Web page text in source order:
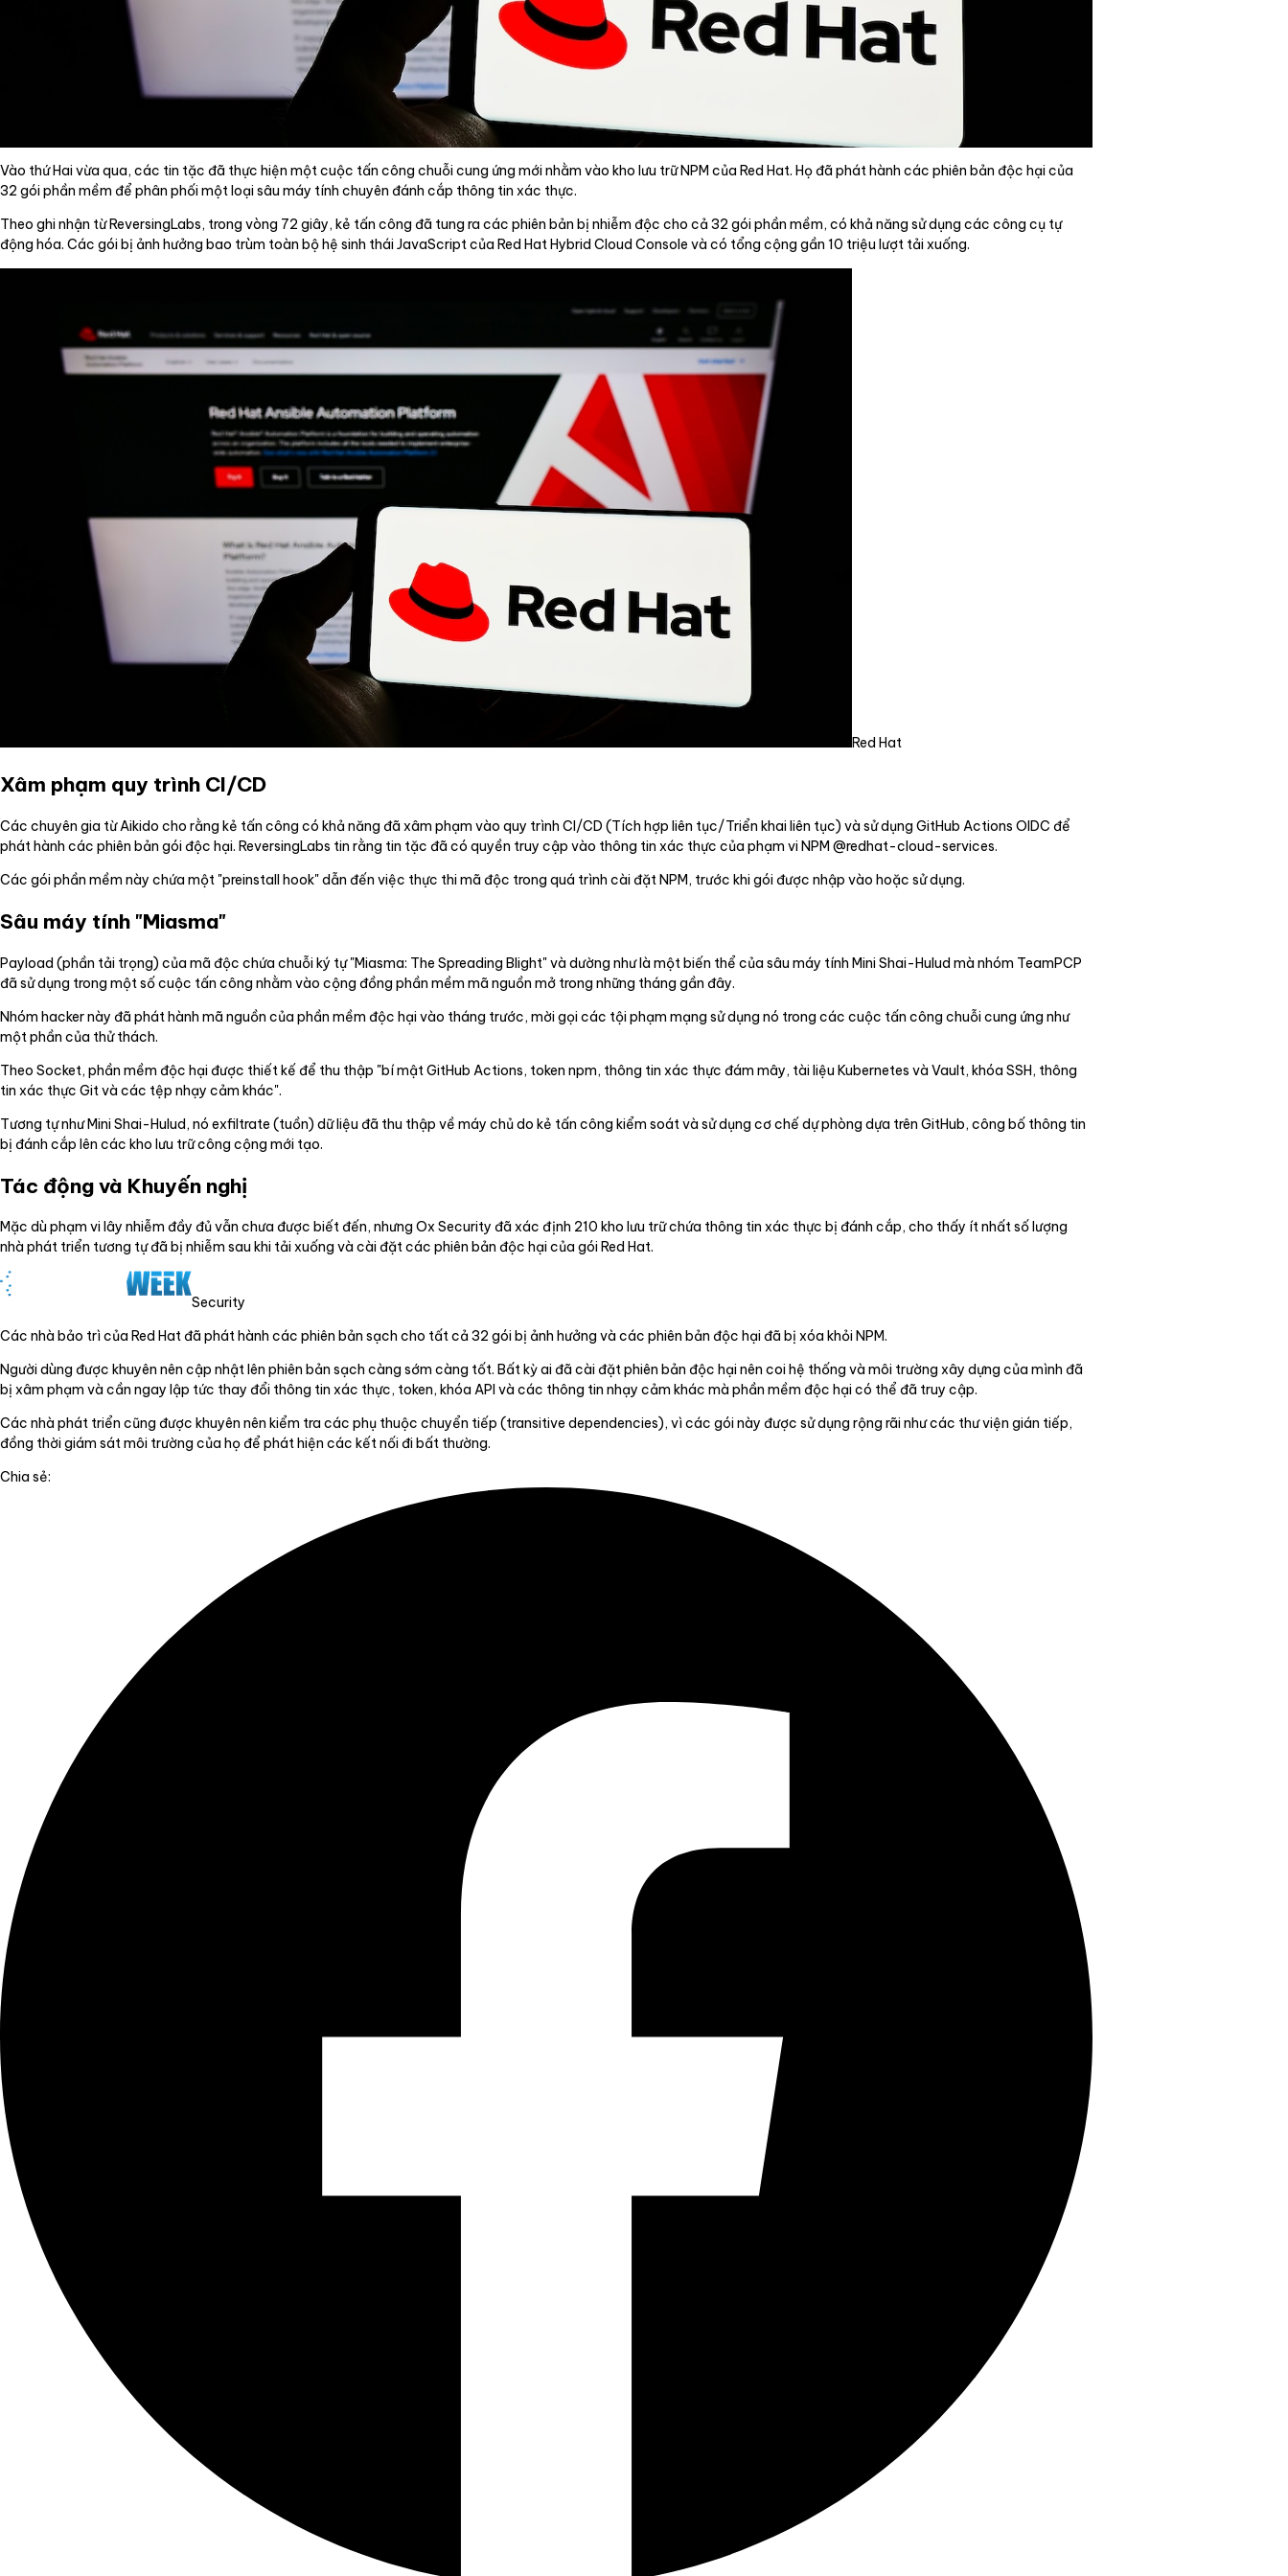
Vào thứ Hai vừa qua, các tin tặc đã thực hiện một cuộc tấn công chuỗi cung ứng mới nhằm vào kho lưu trữ NPM của Red Hat. Họ đã phát hành các phiên bản độc hại của
32 gói phần mềm để phân phối một loại sâu máy tính chuyên đánh cắp thông tin xác thực.
Theo ghi nhận từ ReversingLabs, trong vòng 72 giây, kẻ tấn công đã tung ra các phiên bản bị nhiễm độc cho cả 32 gói phần mềm, có khả năng sử dụng các công cụ tự
động hóa. Các gói bị ảnh hưởng bao trùm toàn bộ hệ sinh thái JavaScript của Red Hat Hybrid Cloud Console và có tổng cộng gần 10 triệu lượt tải xuống.
Red Hat
Xâm phạm quy trình CI/CD
Các chuyên gia từ Aikido cho rằng kẻ tấn công có khả năng đã xâm phạm vào quy trình CI/CD (Tích hợp liên tục/Triển khai liên tục) và sử dụng GitHub Actions OIDC để
phát hành các phiên bản gói độc hại. ReversingLabs tin rằng tin tặc đã có quyền truy cập vào thông tin xác thực của phạm vi NPM @redhat-cloud-services.
Các gói phần mềm này chứa một "preinstall hook" dẫn đến việc thực thi mã độc trong quá trình cài đặt NPM, trước khi gói được nhập vào hoặc sử dụng.
Sâu máy tính "Miasma"
Payload (phần tải trọng) của mã độc chứa chuỗi ký tự "Miasma: The Spreading Blight" và dường như là một biến thể của sâu máy tính Mini Shai-Hulud mà nhóm TeamPCP
đã sử dụng trong một số cuộc tấn công nhằm vào cộng đồng phần mềm mã nguồn mở trong những tháng gần đây.
Nhóm hacker này đã phát hành mã nguồn của phần mềm độc hại vào tháng trước, mời gọi các tội phạm mạng sử dụng nó trong các cuộc tấn công chuỗi cung ứng như
một phần của thử thách.
Theo Socket, phần mềm độc hại được thiết kế để thu thập "bí mật GitHub Actions, token npm, thông tin xác thực đám mây, tài liệu Kubernetes và Vault, khóa SSH, thông
tin xác thực Git và các tệp nhạy cảm khác".
Tương tự như Mini Shai-Hulud, nó exfiltrate (tuồn) dữ liệu đã thu thập về máy chủ do kẻ tấn công kiểm soát và sử dụng cơ chế dự phòng dựa trên GitHub, công bố thông tin
bị đánh cắp lên các kho lưu trữ công cộng mới tạo.
Tác động và Khuyến nghị
Mặc dù phạm vi lây nhiễm đầy đủ vẫn chưa được biết đến, nhưng Ox Security đã xác định 210 kho lưu trữ chứa thông tin xác thực bị đánh cắp, cho thấy ít nhất số lượng
nhà phát triển tương tự đã bị nhiễm sau khi tải xuống và cài đặt các phiên bản độc hại của gói Red Hat.
Security
Các nhà bảo trì của Red Hat đã phát hành các phiên bản sạch cho tất cả 32 gói bị ảnh hưởng và các phiên bản độc hại đã bị xóa khỏi NPM.
Người dùng được khuyên nên cập nhật lên phiên bản sạch càng sớm càng tốt. Bất kỳ ai đã cài đặt phiên bản độc hại nên coi hệ thống và môi trường xây dựng của mình đã
bị xâm phạm và cần ngay lập tức thay đổi thông tin xác thực, token, khóa API và các thông tin nhạy cảm khác mà phần mềm độc hại có thể đã truy cập.
Các nhà phát triển cũng được khuyên nên kiểm tra các phụ thuộc chuyển tiếp (transitive dependencies), vì các gói này được sử dụng rộng rãi như các thư viện gián tiếp,
đồng thời giám sát môi trường của họ để phát hiện các kết nối đi bất thường.
Chia sẻ: